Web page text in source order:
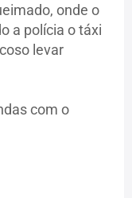
onde o
a polícia o táxi
levar
com o